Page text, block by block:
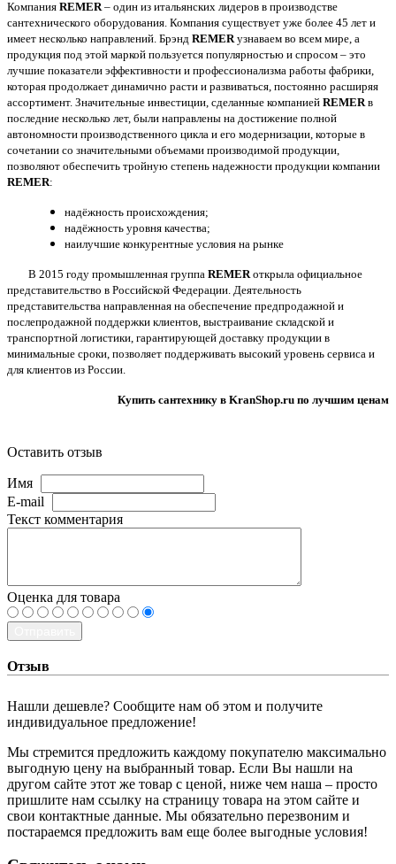
Компания REMER – один из итальянских лидеров в производстве
сантехнического оборудования. Компания существует уже более 45 лет и
имеет несколько направлений. Брэнд REMER узнаваем во всем мире, а
продукция под этой маркой пользуется популярностью и спросом – это
лучшие показатели эффективности и профессионализма работы фабрики,
которая продолжает динамично расти и развиваться, постоянно расширяя
ассортимент. Значительные инвестиции, сделанные компанией REMER в
последние несколько лет, были направлены на достижение полной
автономности производственного цикла и его модернизации, которые в
сочетании со значительными объемами производимой продукции,
позволяют обеспечить тройную степень надежности продукции компании
REMER:
надёжность происхождения;
надёжность уровня качества;
наилучшие конкурентные условия на рынке
В 2015 году промышленная группа REMER открыла официальное
представительство в Российской Федерации. Деятельность
представительства направленная на обеспечение предпродажной и
послепродажной поддержки клиентов, выстраивание складской и
транспортной логистики, гарантирующей доставку продукции в
минимальные сроки, позволяет поддерживать высокий уровень сервиса и
для клиентов из России.
Купить сантехнику в KranShop.ru по лучшим ценам
Оставить отзыв
Имя
E-mail
Текст комментария
Оценка для товара
Отзыв
Нашли дешевле? Сообщите нам об этом и получите
индивидуальное предложение!
Мы стремится предложить каждому покупателю максимально
выгодную цену на выбранный товар. Если Вы нашли на
другом сайте этот же товар с ценой, ниже чем наша – просто
пришлите нам ссылку на страницу товара на этом сайте и
свои контактные данные. Мы обязательно перезвоним и
постараемся предложить вам еще более выгодные условия!